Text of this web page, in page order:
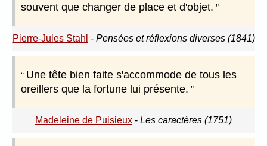
souvent que changer de place et d'objet.
Pierre-Jules Stahl - Pensées et réflexions diverses (1841)
Une tête bien faite s'accommode de tous les
oreillers que la fortune lui présente.
Madeleine de Puisieux - Les caractères (1751)